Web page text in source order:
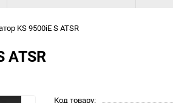
KS 9500iE S ATSR
ATSR
Код товару: